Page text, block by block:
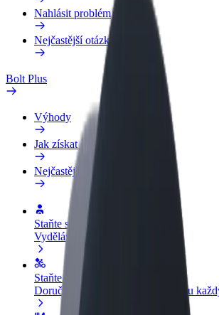
Nahlásit problém
Nejčastější otázky
Bolt Plus
Výhody
Jak získat členství
Nejčastější otázky
Staňte se řidičem
Vydělávejte podle sebe
Staňte se kurýrem
Doručujte jídlo a dostávejte výplatu